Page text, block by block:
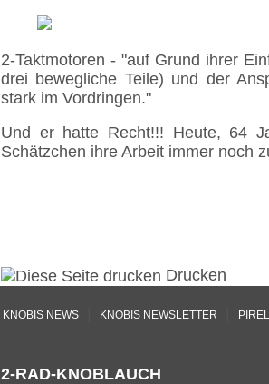
2-Taktmotoren - "auf Grund ihrer
drei bewegliche Teile) und der
stark im Vordringen."
Und er hatte Recht!!! Heute, 64
Schätzchen ihre Arbeit immer noch
Drucken
KNOBIS NEWS KNOBIS NEWSLETTER
2-RAD-KNOBLAUCH